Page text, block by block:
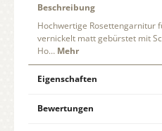
Beschreibung
Hochwertige Rosettengarnitur
vernickelt matt gebürstet mit
Ho… Mehr
Eigenschaften
Bewertungen